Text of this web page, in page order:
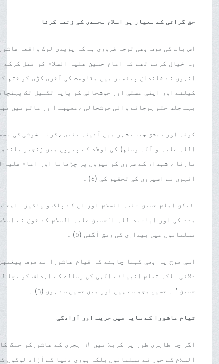
حق گرائی کے معیار پر اسلام محمدی کو زندہ کرنا
اس بات کی طرف بھی توجہ ضروری ہے کہ یزیدی لوگ واقعہ
وہ خیال کرتے تھے کہ امام حسین علیہ السلام کو قتل
انہوں نے خاندان پیغمبر میں مقاومت کی آخری کڑی کو ختم
کیلئے اور اپنی مستی اور خوشحالی کو پایہ تکمیل تک
بہت جلد ختم ہوجانے والی خوشحالی ،مصیبت ا ور ماتم میں
کوفہ اور دمشق جیسے شہر میں آئینہ بندی ،کرنا خوشی کی
اللہ علیہ و آلہ وسلم) کی اولاد کے پیروں میں زنجیر
مارنا ، شہداء کے سروں کو نیزوں پر چڑھانا اور امام
انہوں نے اسیروں کی تحقیر کی (٤) ۔
لیکن امام حسین علیہ السلام اور ان کے پاک و پاکیزہ
مدد کی اور اباعبداللہ الحسین علیہ السلام کے خون نے
مسلمانوں میں بیداری کی رمق آگئی (٥) ۔
اسی طرح یہ بھی کہنا چاہئے کہ قیام عاشورا نے صرف
دلائی بلکہ تمام انبیائے الہی کی رسالت کے اہداف کو
حسین '' ۔ حسین مجھ سے ہیں اور میں حسین سے ہوں (٦) ۔
قیام عاشورا کے سایہ میں حریت اور آزادگی
اگر چہ ظاہری طور پر کربلا میں